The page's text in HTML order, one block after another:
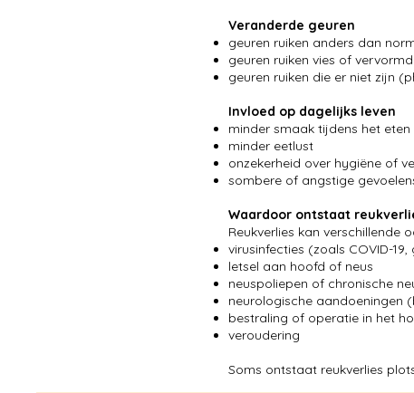
Veranderde geuren
geuren ruiken anders dan
geuren ruiken vies of
geuren ruiken die er niet zijn
Invloed op dagelijks leven
minder smaak tijdens het eten
minder eetlust
onzekerheid over hygiëne of
sombere of angstige
Waardoor ontstaat
Reukverlies kan verschillende
virusinfecties (zoals COVID-
letsel aan hoofd of neus
neuspoliepen of chronische
neurologische aandoeningen
bestraling of operatie in het
veroudering
Soms ontstaat reukverlies